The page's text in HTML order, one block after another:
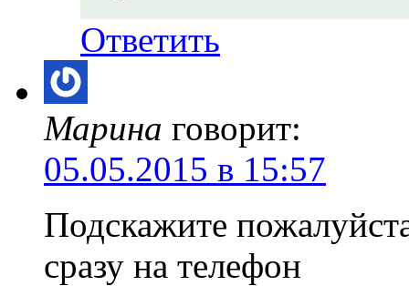
Ответить
Марина говорит:
05.05.2015 в 15:57
Подскажите
сразу на телефон